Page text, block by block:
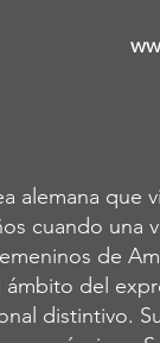
alemana que
cuando una
de
del
distintivo.